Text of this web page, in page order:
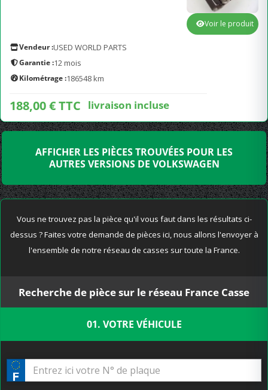
Vendeur :USED WORLD PARTS
Garantie :12 mois
Kilométrage :186548 km
188,00 € TTC livraison incluse
Voir le produit
AFFICHER LES PIÈCES TROUVÉES POUR LES
AUTRES VERSIONS DE VOLKSWAGEN
Vous ne trouvez pas la pièce qu'il vous faut dans les résultats ci-
dessus ? Faites votre demande de pièces ici, nous allons l'envoyer à
l'ensemble de notre réseau de casses sur toute la France.
Recherche de pièce sur le réseau France Casse
01. VOTRE VÉHICULE